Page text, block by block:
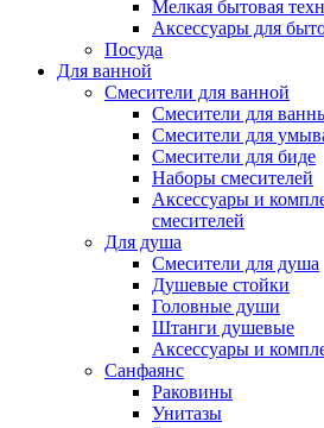
Мелкая бытовая
Аксессуары для
Посуда
Для ванной
Смесители для ванной
Смесители для
Смесители для
Смесители для биде
Наборы смесителей
Аксессуары и
смесителей
Для душа
Смесители для душа
Душевые стойки
Головные души
Штанги душевые
Аксессуары и
Санфаянс
Раковины
Унитазы